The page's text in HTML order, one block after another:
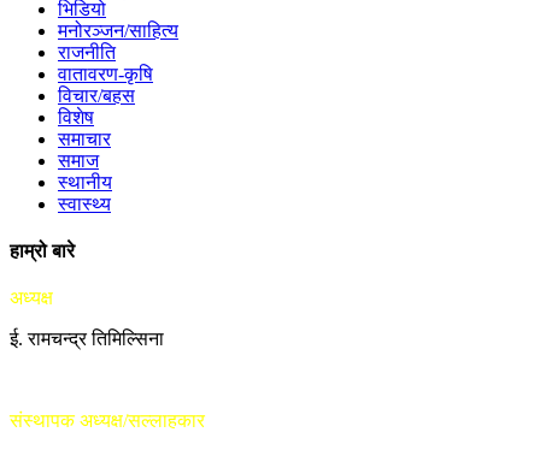
भिडियो
मनोरञ्जन/साहित्य
राजनीति
वातावरण-कृषि
विचार/बहस
विशेष
समाचार
समाज
स्थानीय
स्वास्थ्य
हाम्रो बारे
अध्यक्ष
ई. रामचन्द्र तिमिल्सिना
संस्थापक अध्यक्ष/सल्लाहकार